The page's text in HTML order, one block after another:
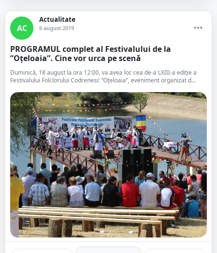
AC
Actualitate
6 august 2019
PROGRAMUL complet al Festivalului de la
”Oțeloaia”. Cine vor urca pe scenă
Duminică, 18 august la ora 12:00, va avea loc cea de-a LXIII-a ediție a
Festivalului Folclorului Codrenesc ”Oțeloaia”, eveniment organizat d...